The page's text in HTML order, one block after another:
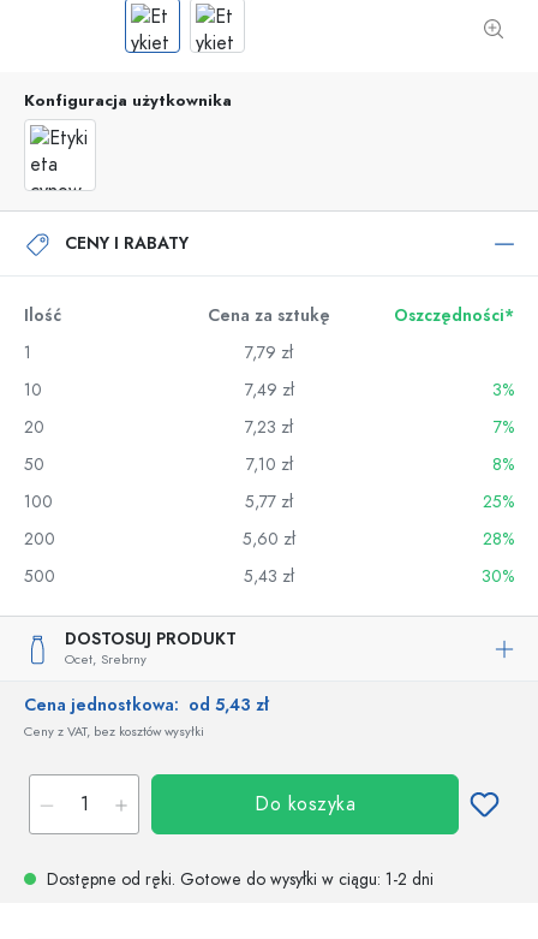
Konfiguracja użytkownika
CENY I RABATY
Ilość Cena za sztukę
Oszczędności*
1
7,79 zł
10
7,49 zł
3%
20
7,23 zł
7%
50
7,10 zł
8%
100
5,77 zł
25%
200
5,60 zł
28%
500
5,43 zł 30%
DOSTOSUJ PRODUKT
Ocet, Srebrny
Cena jednostkowa: od 5,43 zł
Ceny z VAT, bez kosztów wysyłki
Do koszyka
Dostępne od ręki. Gotowe do wysyłki w ciągu: 1-2 dni